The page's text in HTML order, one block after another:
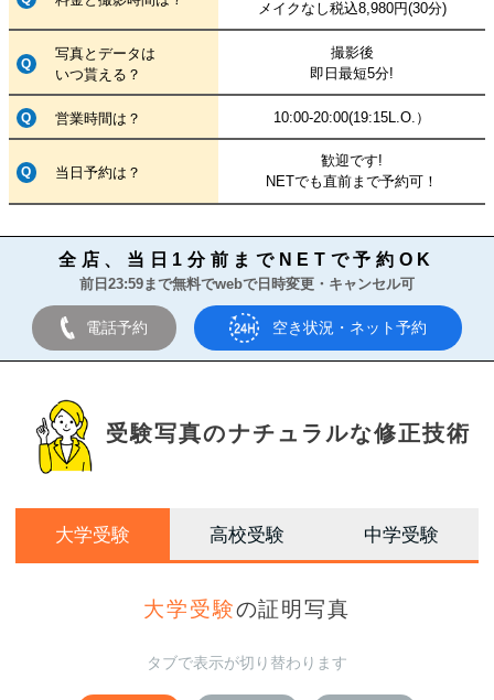
メイクなし税込8,980円(30分)
写真とデータは
いつ貰える？
撮影後
即日最短5分!
営業時間は？ 10:00-20:00(19:15L.O.）
当日予約は？
歓迎です!
NETでも直前まで予約可！
全店、当日1分前までNETで予約OK
前日23:59まで無料でwebで日時変更・キャンセル可
電話予約 空き状況・ネット予約
受験写真のナチュラルな修正技術
大学受験 高校受験 中学受験
大学受験の証明写真
タブで表示が切り替わります